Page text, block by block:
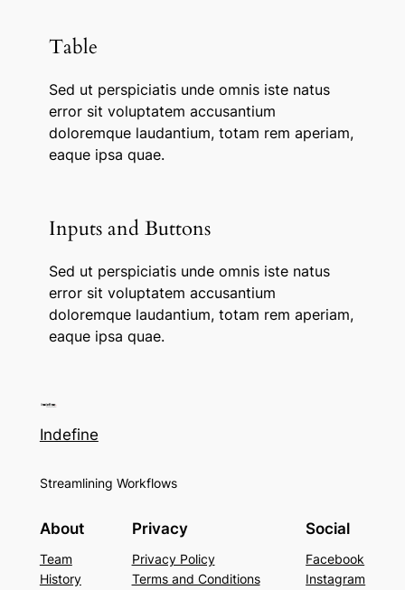
Table
Sed ut perspiciatis unde omnis iste natus
error sit voluptatem accusantium
doloremque laudantium, totam rem aperiam,
eaque ipsa quae.
Inputs and Buttons
Sed ut perspiciatis unde omnis iste natus
error sit voluptatem accusantium
doloremque laudantium, totam rem aperiam,
eaque ipsa quae.
Indefine
Streamlining Workflows
About
Team
History
Privacy
Privacy Policy
Terms and Conditions
Social
Facebook
Instagram